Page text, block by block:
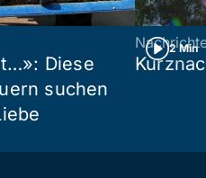
Diese
suchen
2 Min